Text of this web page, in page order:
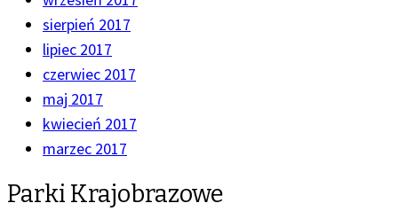
sierpień 2017
lipiec 2017
czerwiec 2017
maj 2017
kwiecień 2017
marzec 2017
Parki Krajobrazowe